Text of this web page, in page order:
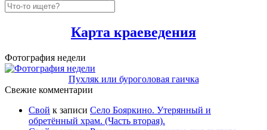
Карта краеведения
Фотография недели
Пухляк или буроголовая гаичка
Свежие комментарии
Свой к записи Село Бояркино. Утерянный и
обретённый храм. (Часть вторая).